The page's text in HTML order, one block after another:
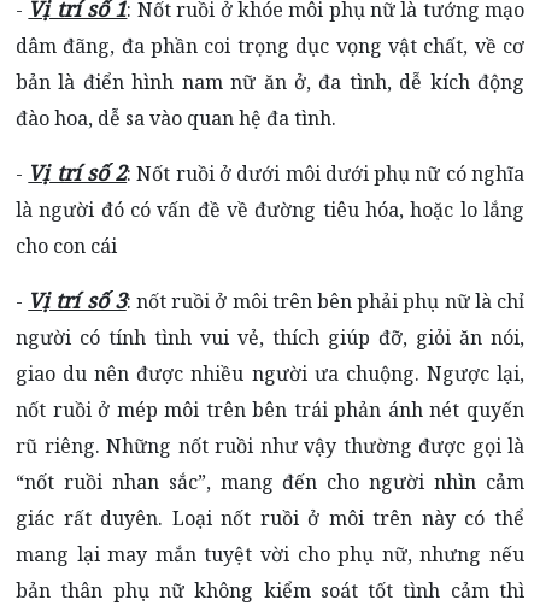
- Vị trí số 1: Nốt ruồi ở khóe môi phụ nữlà tướng mạo
dâm đãng, đa phần coi trọng dục vọng vật chất, về cơ
bản là điển hình nam nữ ăn ở, đa tình, dễ kích động
đào hoa, dễ sa vào quan hệ đa tình.
- Vị trí số 2: Nốt ruồi ở dưới môi dưới phụ nữ có nghĩa
là người đó có vấn đề về đường tiêu hóa, hoặc lo lắng
cho con cái
- Vị trí số 3: nốt ruồi ở môi trên bên phải phụ nữ là chỉ
người có tính tình vui vẻ, thích giúp đỡ, giỏi ăn nói,
giao du nên được nhiều người ưa chuộng. Ngược lại,
nốt ruồi ở mép môi trên bên trái phản ánh nét quyến
rũ riêng. Những nốt ruồi như vậy thường được gọi là
“nốt ruồi nhan sắc”, mang đến cho người nhìn cảm
giác rất duyên. Loại nốt ruồi ở môi trên này có thể
mang lại may mắn tuyệt vời cho phụ nữ, nhưng nếu
bản thân phụ nữ không kiểm soát tốt tình cảm thì